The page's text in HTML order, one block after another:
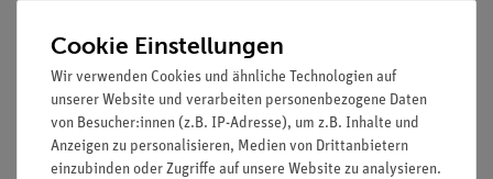
Versandkostenfrei ab 300,- €
Cookie Einstellungen
Wir verwenden Cookies und ähnliche Technologien auf
unserer Website und verarbeiten personenbezogene Daten
von Besucher:innen (z.B. IP-Adresse), um z.B. Inhalte und
Anzeigen zu personalisieren, Medien von Drittanbietern
einzubinden oder Zugriffe auf unsere Website zu analysieren.